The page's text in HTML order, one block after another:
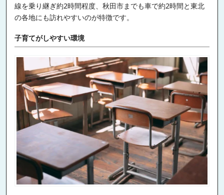
線を乗り継ぎ約2時間程度、秋田市までも車で約2時間と東北
の各地にも訪れやすいのが特徴です。
子育てがしやすい環境